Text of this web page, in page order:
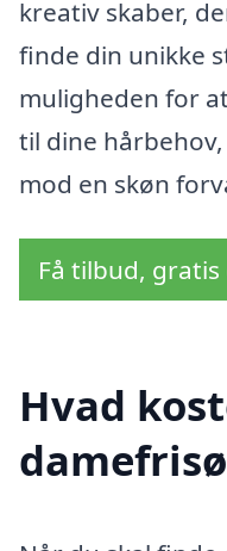
kreativ skaber,
finde din unikke
muligheden for
til dine
mod en skøn
Få tilbud,
Hvad